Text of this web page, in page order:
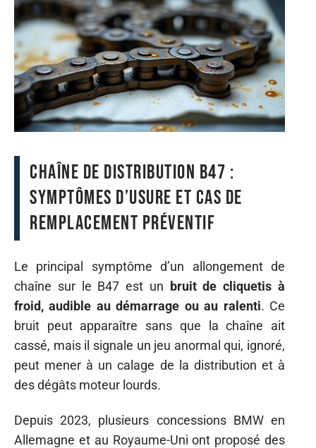
Chaîne de distribution B47 :
symptômes d’usure et cas de
remplacement préventif
Le principal symptôme d’un allongement de
chaîne sur le B47 est un bruit de cliquetis à
froid, audible au démarrage ou au ralenti. Ce
bruit peut apparaître sans que la chaîne ait
cassé, mais il signale un jeu anormal qui, ignoré,
peut mener à un calage de la distribution et à
des dégâts moteur lourds.
Depuis 2023, plusieurs concessions BMW en
Allemagne et au Royaume-Uni ont proposé des